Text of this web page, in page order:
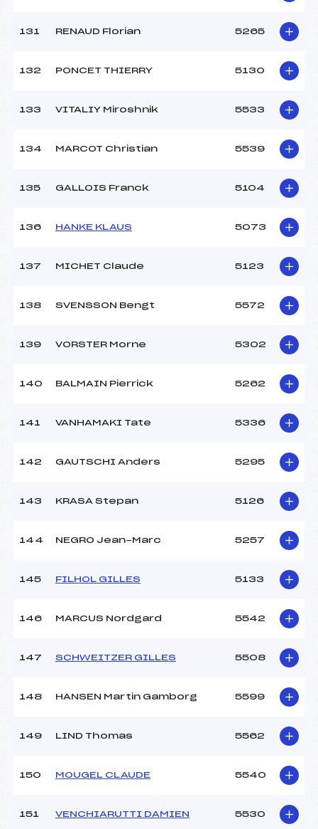
131 RENAUD Florian 5265
132 PONCET THIERRY 5130
133 VITALIY Miroshnik 5533
134 MARCOT Christian 5539
135 GALLOIS Franck 5104
136 HANKE KLAUS 5073
137 MICHET Claude 5123
138 SVENSSON Bengt 5572
139 VORSTER Morne 5302
140 BALMAIN Pierrick 5262
141 VANHAMAKI Tate 5336
142 GAUTSCHI Anders 5295
143 KRASA Stepan 5126
144 NEGRO Jean-Marc 5257
145 FILHOL GILLES 5133
146 MARCUS Nordgard 5542
147 SCHWEITZER GILLES 5508
148 HANSEN Martin Gamborg 5599
149 LIND Thomas 5562
150 MOUGEL CLAUDE 5540
151 VENCHIARUTTI DAMIEN 5530